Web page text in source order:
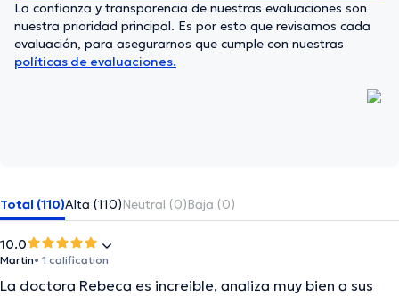
La confianza y transparencia de nuestras evaluaciones son
nuestra prioridad principal. Es por esto que revisamos cada
evaluación, para asegurarnos que cumple con nuestras
políticas de evaluaciones.
Total (110)Alta (110)Neutral (0)Baja (0)
10.0
Martin• 1 calification
La doctora Rebeca es increible, analiza muy bien a sus